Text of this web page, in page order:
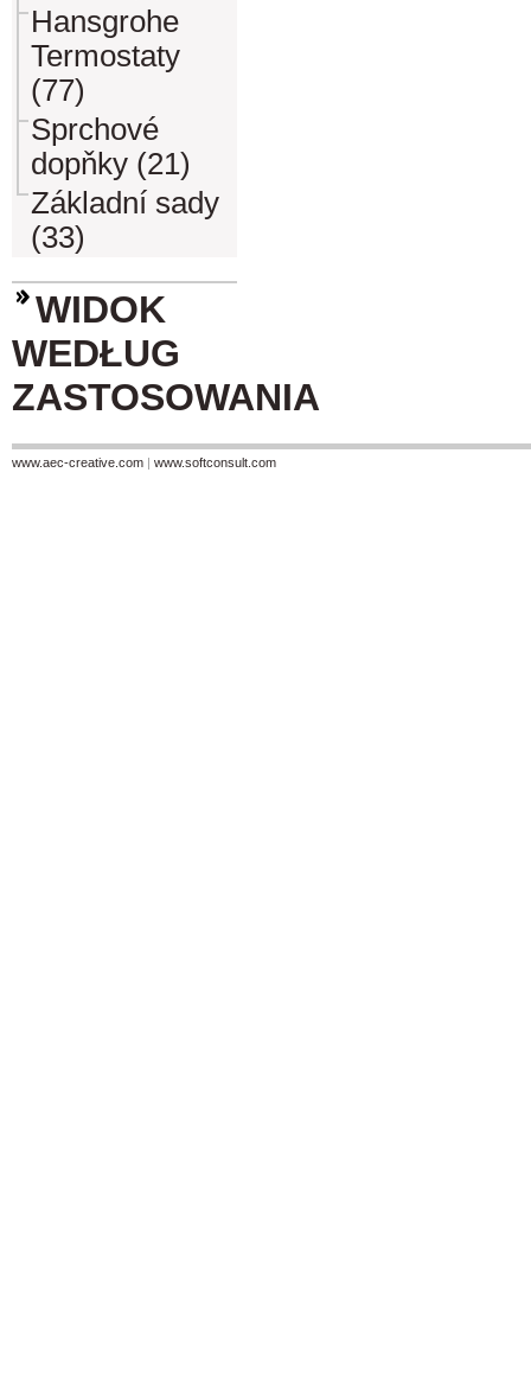
Hansgrohe
Termostaty
(77)
Sprchové
dopňky (21)
Základní sady
(33)
WIDOK
WEDŁUG
ZASTOSOWANIA
www.aec-creative.com | www.softconsult.com